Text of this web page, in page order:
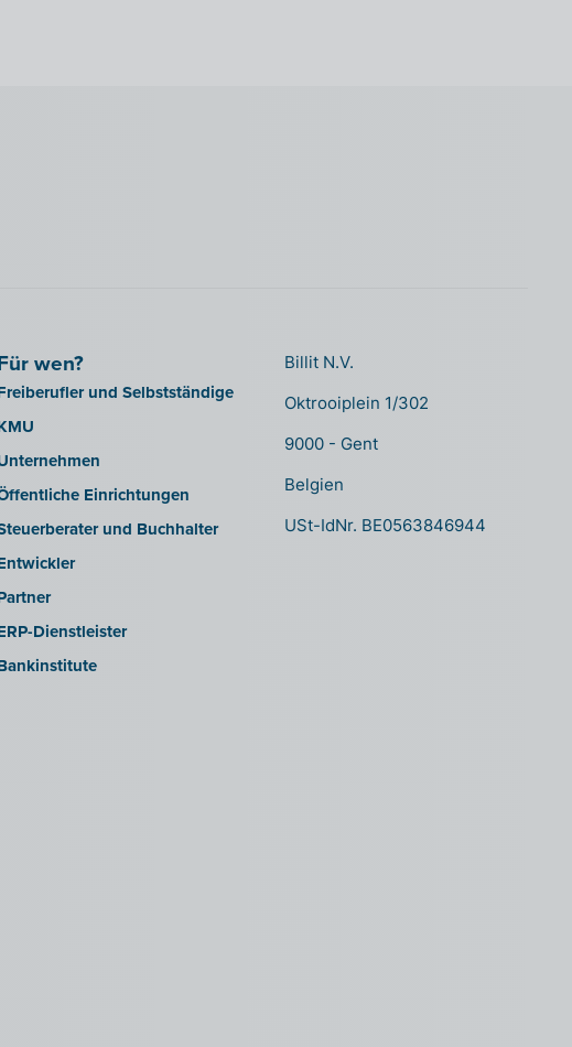
wen?
und Selbstständige
Einrichtungen
und Buchhalter
Dienstleister
Billit N.V.
Oktrooiplein 1/302
9000 - Gent
Belgien
USt-IdNr. BE0563846944